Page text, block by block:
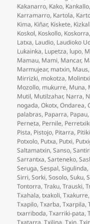
Kakanarro, Kako, Kankallo,
Karramarro, Kartola,
Kima, Kiñar, Kiskete,
Koskol, Koskollo, Koskorra,
Latxa, Laudio, Laudioko
Lukainka, Lupetza, lupo,
Mamau, Mami, Mancar,
Marmujear, matxin, Maus,
Mirrizki, mokotza,
Mozollo, mukurre, Muna,
Mutil, Mutilzahar, Narra,
nogada,Okotx,Ondarea,
palabras, Paparra, Papau,
Perneta, Pernile,
Pista, Pistojo, Pitarra, Pitiki
Potxolo, Putxa, Putxi,
Saltamatxin,Sanso,
Sarrantxa,Sarteneko,
Seruga,Sespal,Sigulinda,
Sirri,Sorki,Sosolo,Suku,
Tontorra,Traku,Trauski,
Txahala,txakoli,Txakurre
Txapilo,Txarba,Txarpila,
txarriboda,Txarriki-pata,
Txatarra,Txilina,Txin,